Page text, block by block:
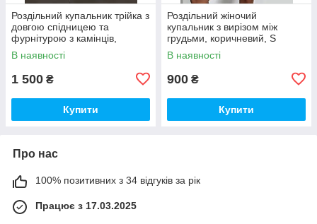
Роздільний купальник трійка з
довгою спідницею та
фурнітурою з камінців,
фісташка, S
В наявності
1 500 ₴
Купити
Роздільний жіночий
купальник з вирізом між
грудьми, коричневий, S
В наявності
900 ₴
Купити
Про нас
100% позитивних з 34 відгуків за рік
Працює з 17.03.2025